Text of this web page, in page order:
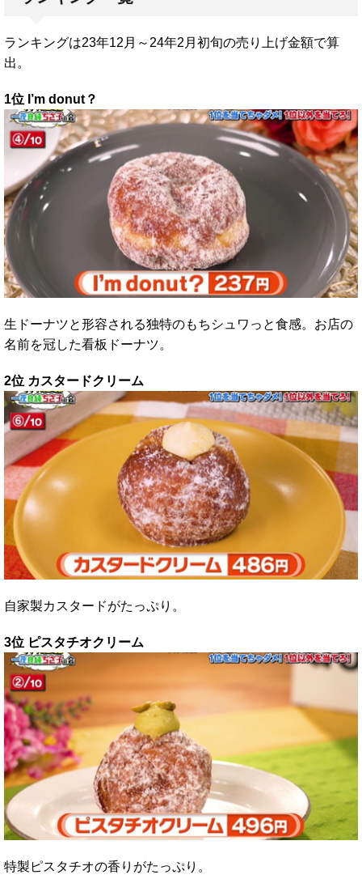
ランキングは23年12月～24年2月初旬の売り上げ金額で算
出。
1位 I’m donut？
生ドーナツと形容される独特のもちシュワっと食感。お店の
名前を冠した看板ドーナツ。
2位 カスタードクリーム
自家製カスタードがたっぷり。
3位 ピスタチオクリーム
特製ピスタチオの香りがたっぷり。